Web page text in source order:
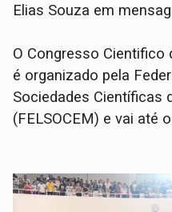
Elias Souza em
O Congresso Cientifico
é organizado pela
Sociedades Científicas
(FELSOCEM) e vai até